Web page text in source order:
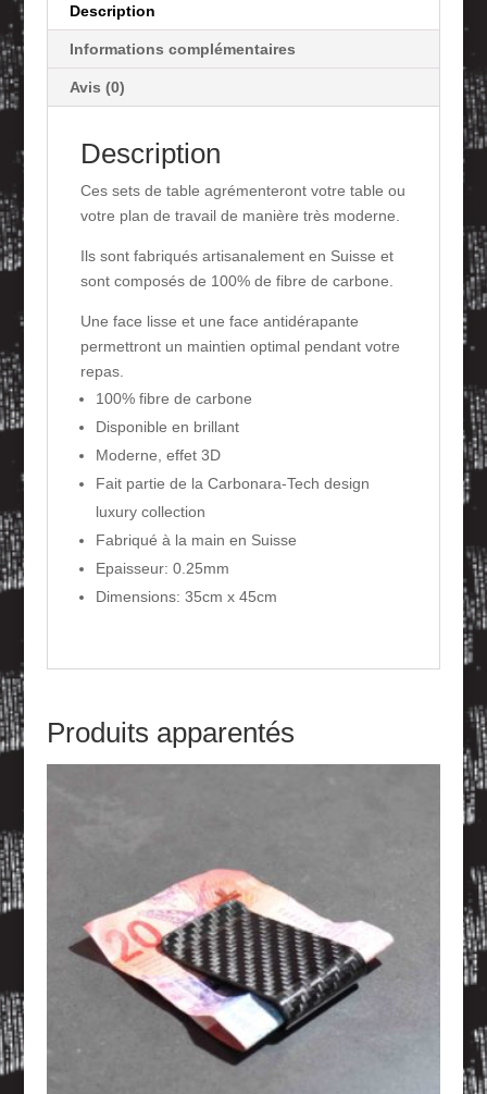
Description
Informations complémentaires
Avis (0)
Description
Ces sets de table agrémenteront votre table ou
votre plan de travail de manière très moderne.
Ils sont fabriqués artisanalement en Suisse et
sont composés de 100% de fibre de carbone.
Une face lisse et une face antidérapante
permettront un maintien optimal pendant votre
repas.
100% fibre de carbone
Disponible en brillant
Moderne, effet 3D
Fait partie de la Carbonara-Tech design
luxury collection
Fabriqué à la main en Suisse
Epaisseur: 0.25mm
Dimensions: 35cm x 45cm
Produits apparentés